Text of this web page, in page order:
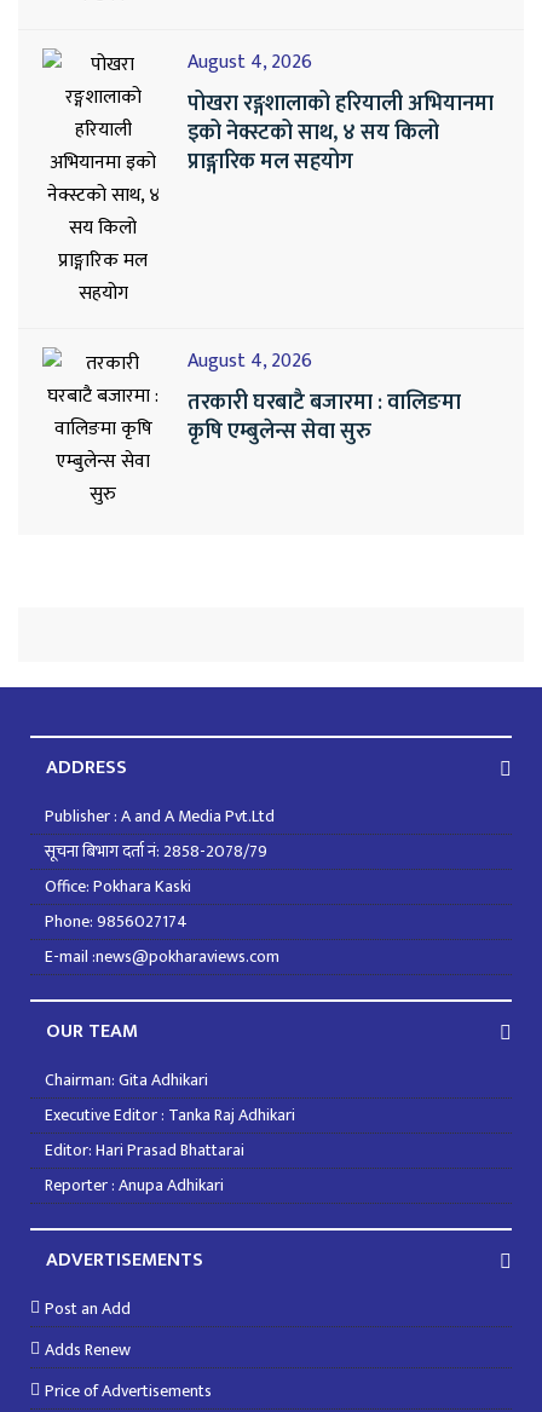
August 4, 2026
पोखरा रङ्गशालाको हरियाली अभियानमा
इको नेक्स्टको साथ, ४ सय किलो
प्राङ्गारिक मल सहयोग
August 4, 2026
तरकारी घरबाटै बजारमा : वालिङमा
कृषि एम्बुलेन्स सेवा सुरु
ADDRESS
Publisher : A and A Media Pvt.Ltd
सूचना बिभाग दर्ता नं: 2858-2078/79
Office: Pokhara Kaski
Phone: 9856027174
E-mail :news@pokharaviews.com
OUR TEAM
Chairman: Gita Adhikari
Executive Editor : Tanka Raj Adhikari
Editor: Hari Prasad Bhattarai
Reporter : Anupa Adhikari
ADVERTISEMENTS
Post an Add
Adds Renew
Price of Advertisements